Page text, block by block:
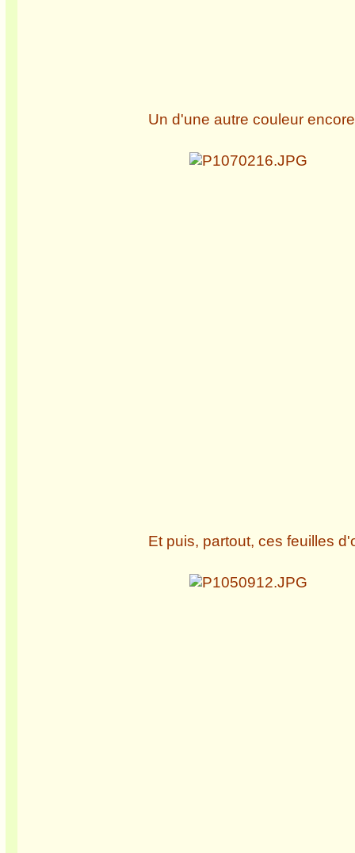
Un d'une autre couleur
Et puis, partout, ces feuilles